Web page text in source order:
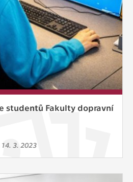
studentů Fakulty dopravní
14. 3. 2023